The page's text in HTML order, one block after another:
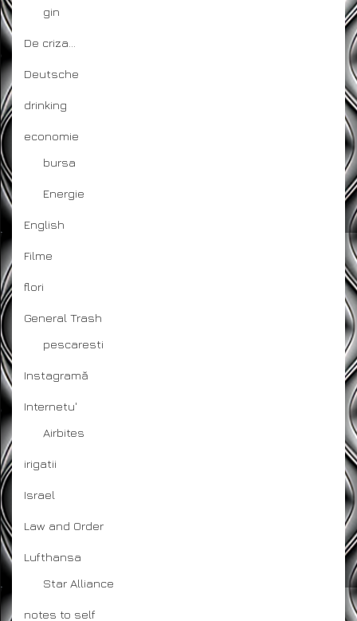
gin
De criza…
Deutsche
drinking
economie
bursa
Energie
English
Filme
flori
General Trash
pescaresti
Instagramă
Internetu'
Airbites
irigatii
Israel
Law and Order
Lufthansa
Star Alliance
notes to self